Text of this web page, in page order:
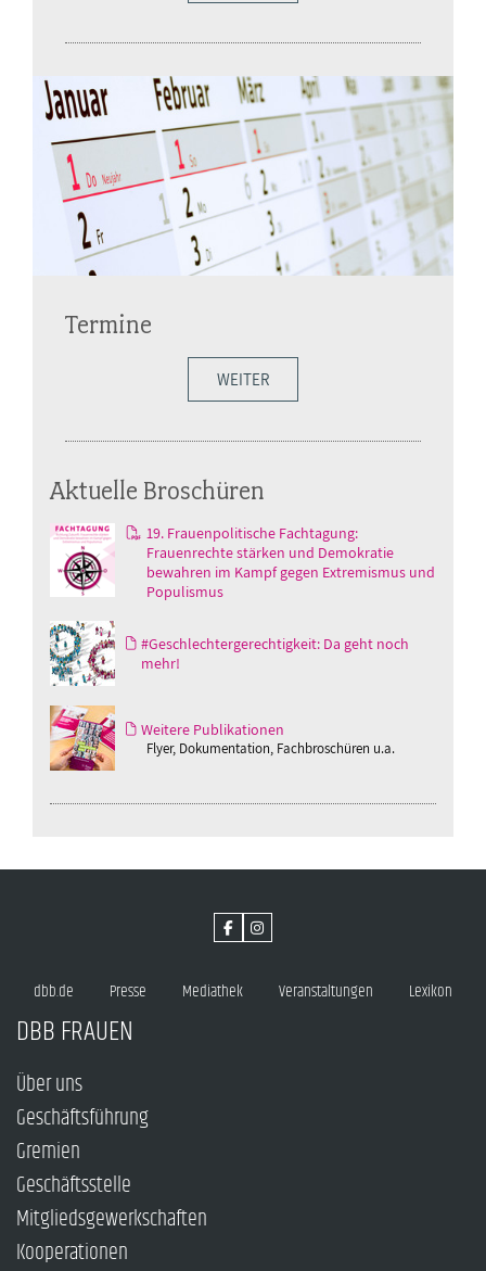
Termine
WEITER
Aktuelle Broschüren
19. Frauenpolitische Fachtagung:
Frauenrechte stärken und Demokratie
bewahren im Kampf gegen Extremismus und
Populismus
#Geschlechtergerechtigkeit: Da geht noch
mehr!
Weitere Publikationen
Flyer, Dokumentation, Fachbroschüren u.a.
dbb.de Presse Mediathek Veranstaltungen Lexikon
DBB FRAUEN
Über uns
Geschäftsführung
Gremien
Geschäftsstelle
Mitgliedsgewerkschaften
Kooperationen